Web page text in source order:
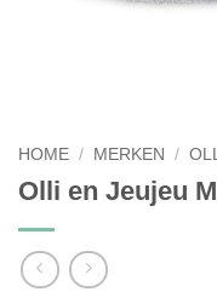
HOME / MERKEN /
Olli en Jeujeu